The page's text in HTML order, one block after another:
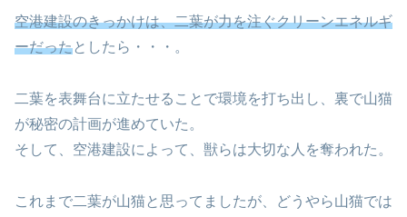
空港建設のきっかけは、二葉が力を注ぐクリーンエネルギ
ーだったとしたら・・・。
二葉を表舞台に立たせることで環境を打ち出し、裏で山猫
が秘密の計画が進めていた。
そして、空港建設によって、獣らは大切な人を奪われた。
これまで二葉が山猫と思ってましたが、どうやら山猫では